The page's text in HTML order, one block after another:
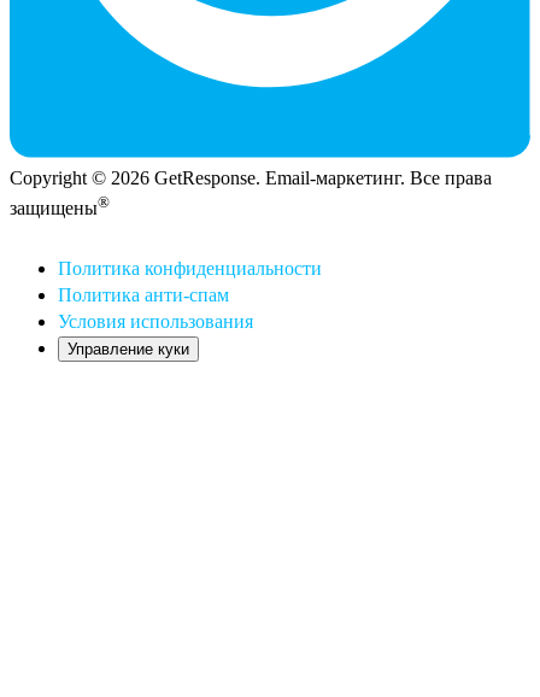
Copyright © 2026 GetResponse. Email-маркетинг. Все права
защищены®
Политика конфиденциальности
Политика анти-спам
Условия использования
Управление куки